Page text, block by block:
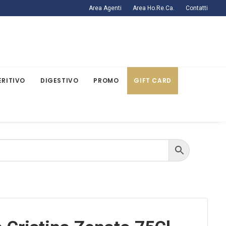
Area Agenti Area Ho.Re.Ca. Contatti
DIGESTIVO PROMO GIFT CARD